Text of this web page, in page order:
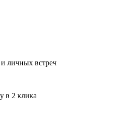
личных встреч
в 2 клика